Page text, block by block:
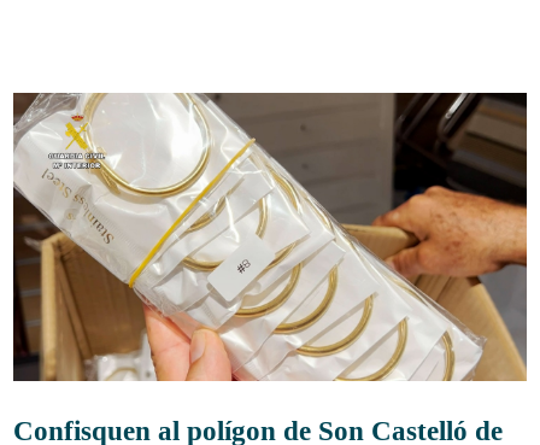
Confisquen al polígon de Son Castelló de